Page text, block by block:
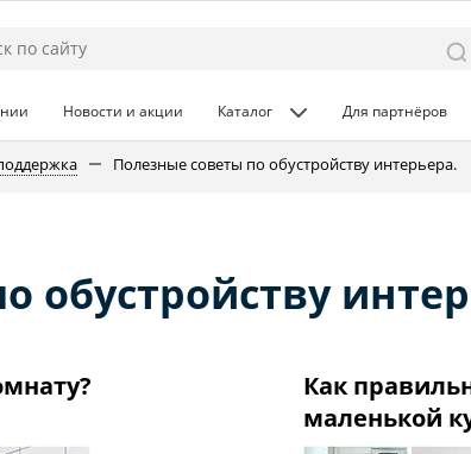
Новости и акции Каталог Для партнёров
Полезные советы по обустройству интерьера.
обустройству
Как
маленькой